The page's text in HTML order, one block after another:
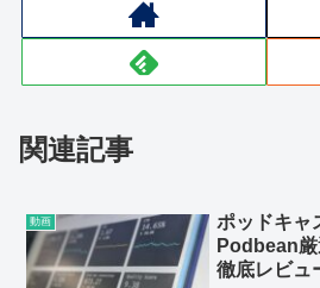
関連記事
動画
ポッドキャ
Podbean
徹底レビュ